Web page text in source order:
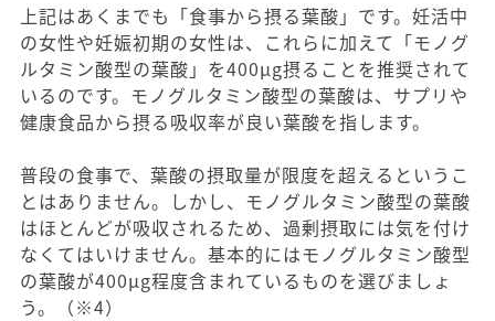
上記はあくまでも「食事から摂る葉酸」です。妊活中
の女性や妊娠初期の女性は、これらに加えて「モノグ
ルタミン酸型の葉酸」を400μg摂ることを推奨されて
いるのです。モノグルタミン酸型の葉酸は、サプリや
健康食品から摂る吸収率が良い葉酸を指します。
普段の食事で、葉酸の摂取量が限度を超えるというこ
とはありません。しかし、モノグルタミン酸型の葉酸
はほとんどが吸収されるため、過剰摂取には気を付け
なくてはいけません。基本的にはモノグルタミン酸型
の葉酸が400μg程度含まれているものを選びましょ
う。（※4）